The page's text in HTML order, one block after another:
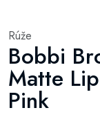
Rúže
Bobbi
Matte
Pink